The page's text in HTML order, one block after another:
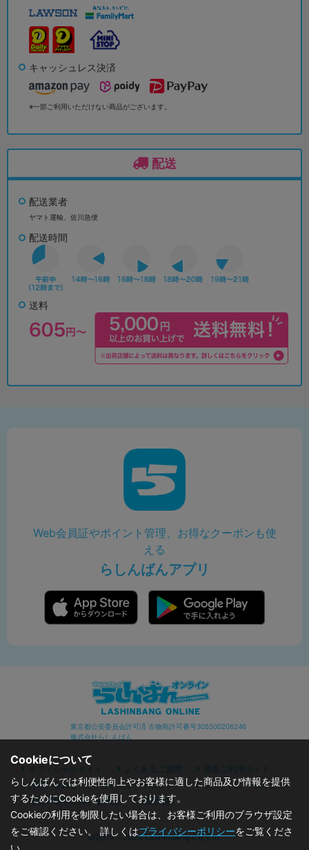
キャッシュレス決済
※一部ご利用いただけない商品がございます。
配送
配送業者
ヤマト運輸、佐川急便
配送時間
送料
Web会員証やポイント管理、お得なクーポンも使
える
らしんばんアプリ
東京都公安委員会許可済 古物商許可番号305500206246
株式会社らしんばん
オフィシャルサイト よくあるご質問
通販ご利用ガイド
お問い合わせ
セキュリティポリシー
プライバシーポリシー
特定商取引に関する表記
利用規約
©2019 - 2026 Lashinbang Co.,Ltd.
Cookieについて
らしんばんでは利便性向上やお客様に適した商品及び情報を提供
するためにCookieを使用しております。
Cookieの利用を制限したい場合は、お客様ご利用のブラウザ設定
をご確認ください。 詳しくはプライバシーポリシーをご覧くださ
い。